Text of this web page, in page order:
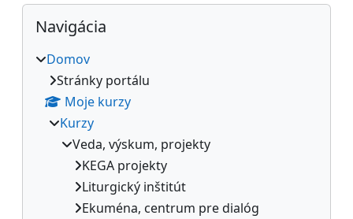
Bloky
Preskočiť Navigácia
Navigácia
Domov
Stránky portálu
Moje kurzy
Kurzy
Veda, výskum, projekty
KEGA projekty
Liturgický inštitút
Ekuména, centrum pre dialóg